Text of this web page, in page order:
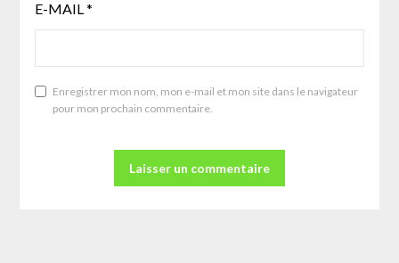
E-MAIL*
Enregistrer mon nom, mon e-mail et mon site dans le navigateur
pour mon prochain commentaire.